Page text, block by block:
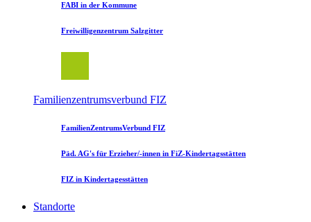
FABI in der Kommune
Freiwilligenzentrum Salzgitter
Familienzentrumsverbund FIZ
FamilienZentrumsVerbund FIZ
Päd. AG's für Erzieher/-innen in FiZ-Kindertagsstätten
FIZ in Kindertagesstätten
Standorte